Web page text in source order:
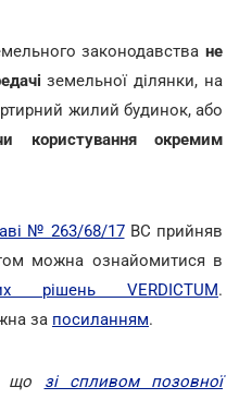
законодавства не
земельної ділянки, на
жилий будинок, або
користування окремим
№ 263/68/17ВС прийняв
можна ознайомитися в
рішень VERDICTUM.
за посиланням.
що зі спливом позовної